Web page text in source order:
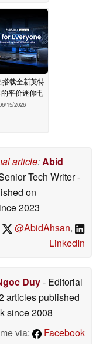
搭载全新英特
平价迷你电
15/2026
article:Abid
Tech Writer-
on
2023
@AbidAhsan,
LinkedIn
Duy- Editorial
articles published
since 2008
via:
Facebook